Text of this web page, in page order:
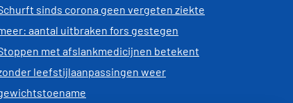
sinds corona geen vergeten ziekte
aantal uitbraken fors gestegen
met afslankmedicijnen betekent
leefstijlaanpassingen weer